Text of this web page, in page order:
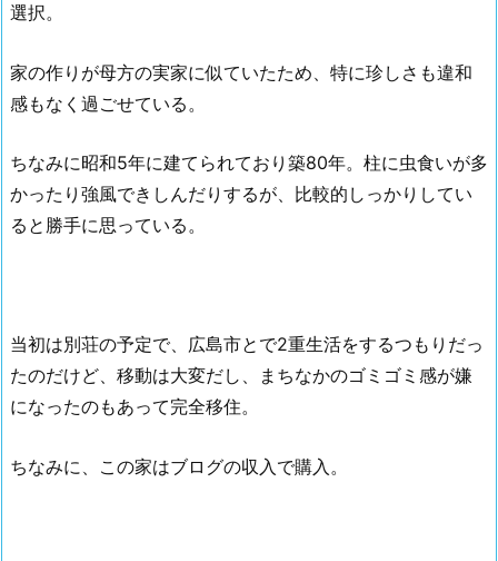
選択。
家の作りが母方の実家に似ていたため、特に珍しさも違和
感もなく過ごせている。
ちなみに昭和5年に建てられており築80年。柱に虫食いが多
かったり強風できしんだりするが、比較的しっかりしてい
ると勝手に思っている。
当初は別荘の予定で、広島市とで2重生活をするつもりだっ
たのだけど、移動は大変だし、まちなかのゴミゴミ感が嫌
になったのもあって完全移住。
ちなみに、この家はブログの収入で購入。